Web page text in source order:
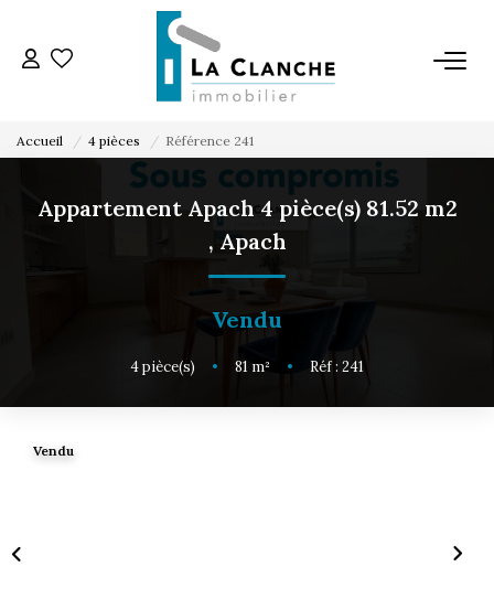
L'AGENCE
L'ÉQUIPE
VENTE
LOCATION
ESTIMATION
Accueil 4 pièces Référence 241
Appartement Apach 4 pièce(s) 81.52 m2
, Apach
Vendu
4pièce(s) • 81m² • Réf : 241
Vendu